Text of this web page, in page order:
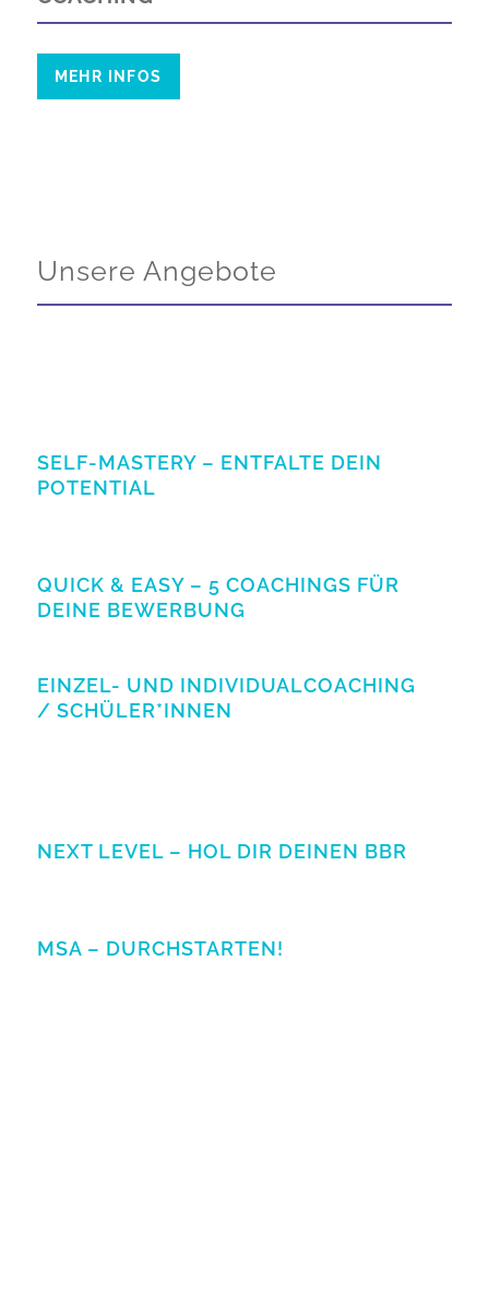
MEHR INFOS
Unsere Angebote
SELF-MASTERY – ENTFALTE DEIN
POTENTIAL
QUICK & EASY – 5 COACHINGS FÜR
DEINE BEWERBUNG
EINZEL- UND INDIVIDUALCOACHING
/ SCHÜLER*INNEN
NEXT LEVEL – HOL DIR DEINEN BBR
MSA – DURCHSTARTEN!